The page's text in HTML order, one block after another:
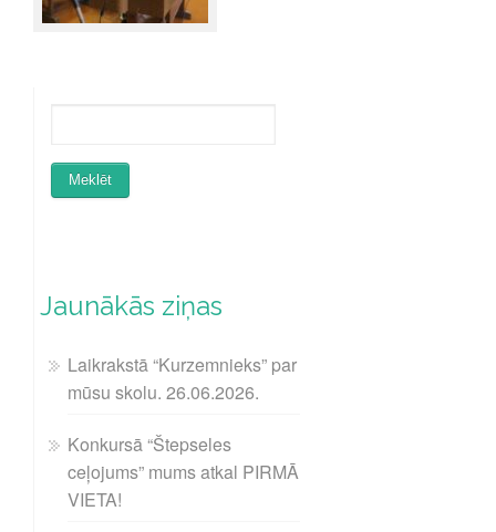
Jaunākās ziņas
Laikrakstā “Kurzemnieks” par
mūsu skolu. 26.06.2026.
Konkursā “Štepseles
ceļojums” mums atkal PIRMĀ
VIETA!